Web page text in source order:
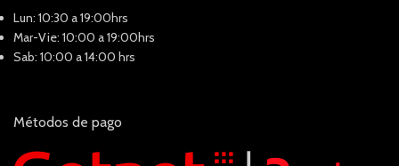
Lun: 10:30 a 19:00hrs
Mar-Vie: 10:00 a 19:00hrs
Sab: 10:00 a 14:00 hrs
Métodos de pago